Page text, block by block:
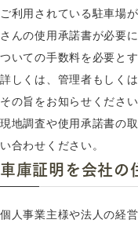
ご利用されている駐車場
さんの使用承諾書が必要
ついての手数料を必要と
詳しくは、管理者もしく
その旨をお知らせください
現地調査や使用承諾書の
い合わせください。
車庫証明を会社の
個人事業主様や法人の経